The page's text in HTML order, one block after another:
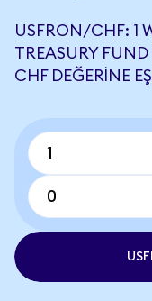
USFRON/CHF: 1
TREASURY FUND
CHF DEĞERINE